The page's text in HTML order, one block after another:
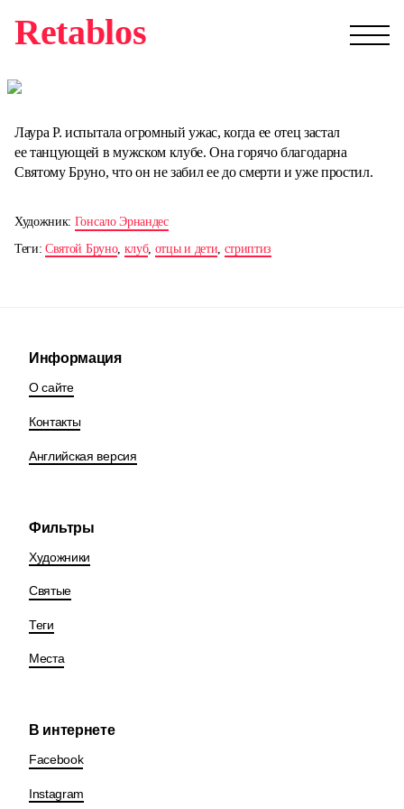
Retablos
Лаура Р. испытала огромный ужас, когда ее отец застал
ее танцующей в мужском клубе. Она горячо благодарна
Святому Бруно, что он не забил ее до смерти и уже простил.
Художник: Гонсало Эрнандес
Теги:Святой Бруно, клуб, отцы и дети стриптиз
Информация
О сайте
Контакты
Английская версия
Фильтры
Художники
Святые
Теги
Места
В интернете
Facebook
Instagram